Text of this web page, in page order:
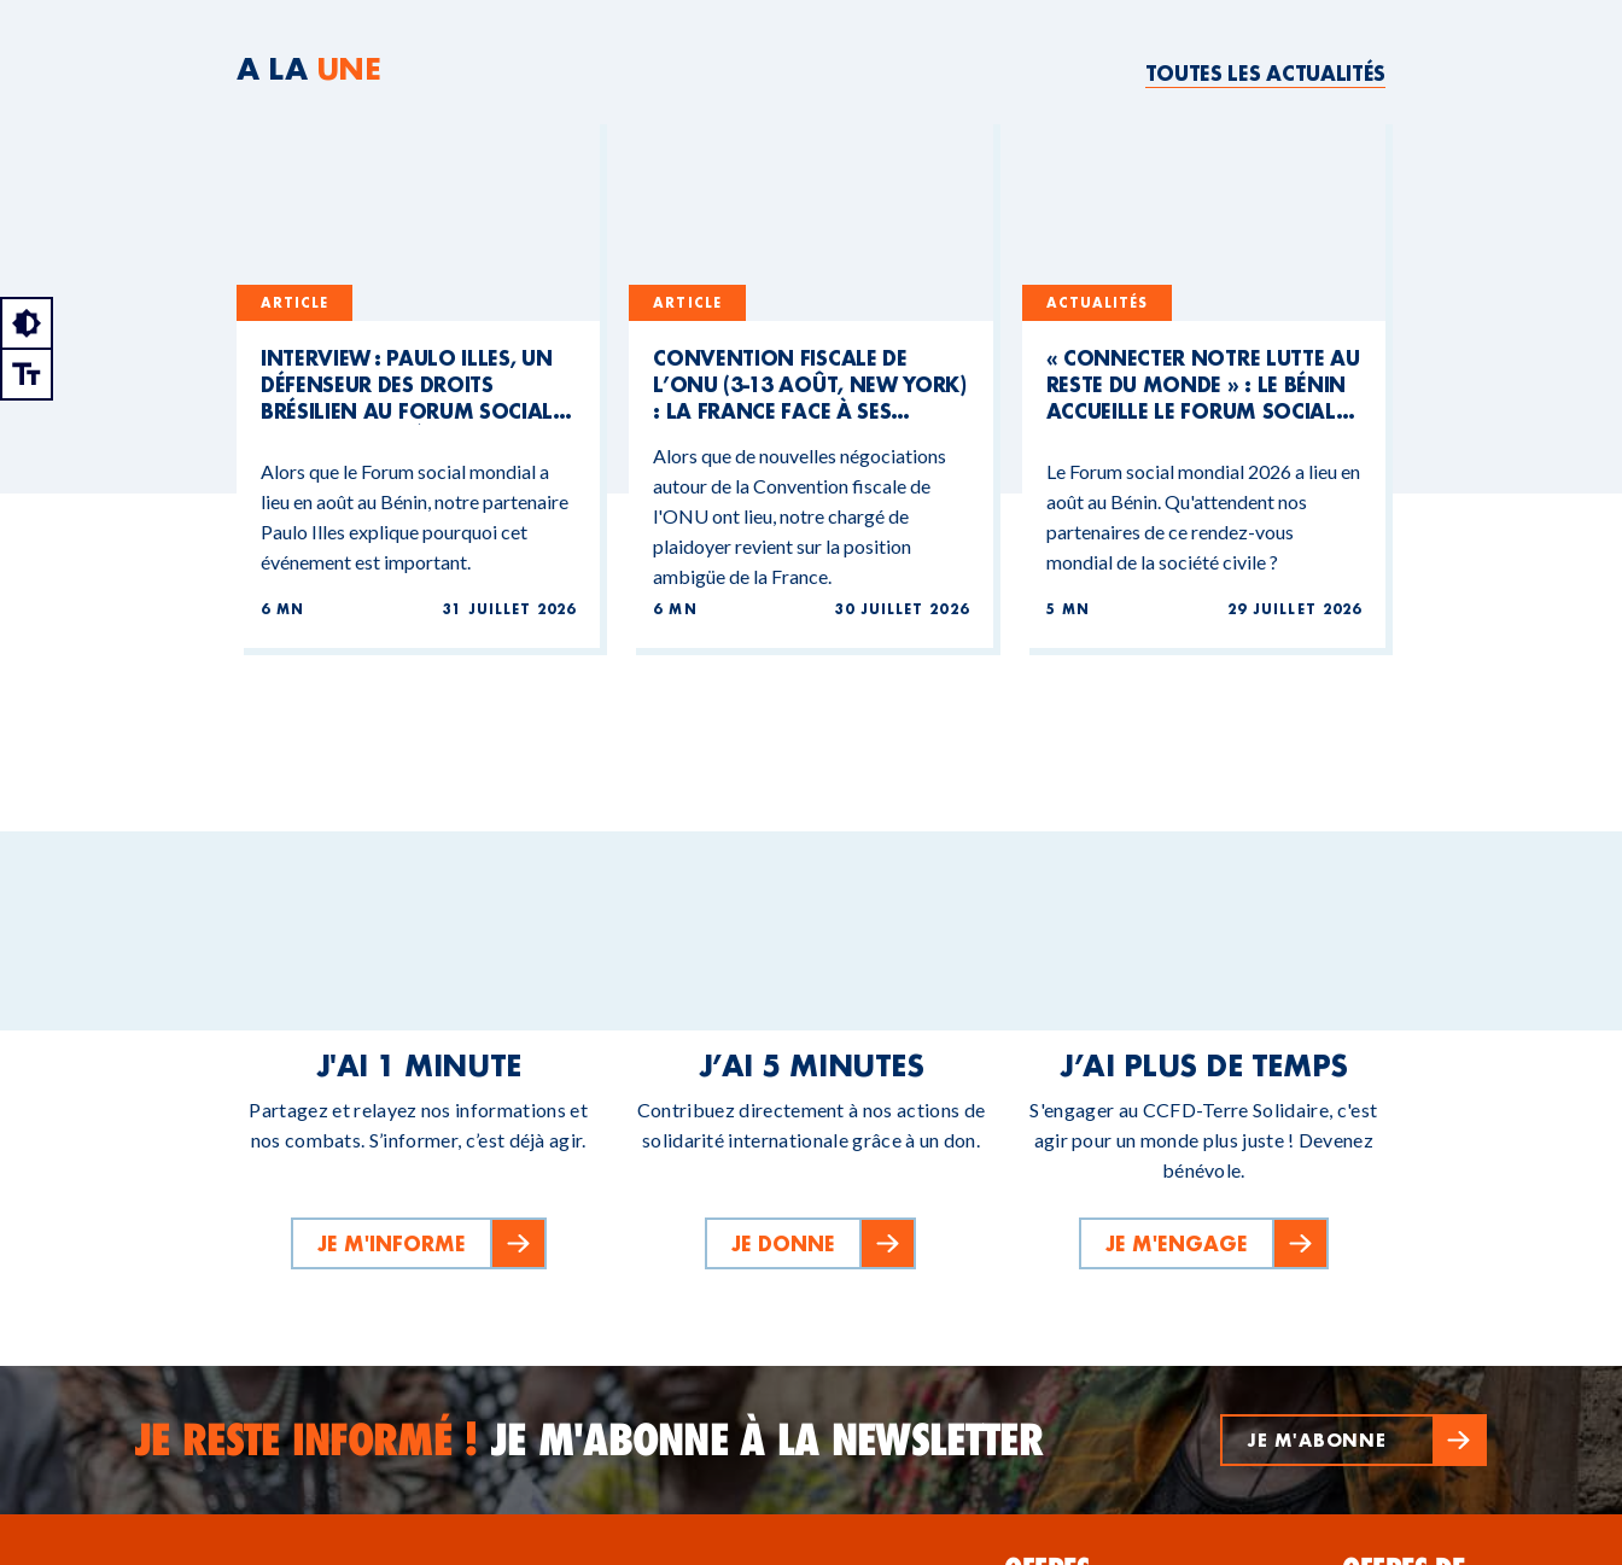
A LA UNE TOUTES LES ACTUALITÉS
ARTICLE
INTERVIEW : PAULO ILLES, UN
DÉFENSEUR DES DROITS
BRÉSILIEN AU FORUM SOCIAL
Alors que le Forum social mondial a
lieu en août au Bénin, notre partenaire
Paulo Illes explique pourquoi cet
événement est important.
6 MN 31 JUILLET 2026
ARTICLE
CONVENTION FISCALE DE
L’ONU (3-13 AOÛT, NEW YORK)
: LA FRANCE FACE À SES
BUDGÉTAIRES
Alors que de nouvelles négociations
autour de la Convention fiscale de
l'ONU ont lieu, notre chargé de
plaidoyer revient sur la position
ambigüe de la France.
6 MN 30 JUILLET 2026
ACTUALITÉS
« CONNECTER NOTRE LUTTE AU
RESTE DU MONDE » : LE BÉNIN
ACCUEILLE LE FORUM SOCIAL
Le Forum social mondial 2026 a lieu en
août au Bénin. Qu'attendent nos
partenaires de ce rendez-vous
mondial de la société civile ?
5 MN 29 JUILLET 2026
J'AI 1 MINUTE
Partagez et relayez nos informations et
nos combats. S’informer, c’est déjà agir.
JE M'INFORME
J’AI 5 MINUTES
Contribuez directement à nos actions de
solidarité internationale grâce à un don.
JE DONNE
J’AI PLUS DE TEMPS
S'engager au CCFD-Terre Solidaire, c'est
agir pour un monde plus juste ! Devenez
bénévole.
JE M'ENGAGE
JE RESTE INFORMÉ !JE M'ABONNE À LA NEWSLETTER JE M'ABONNE